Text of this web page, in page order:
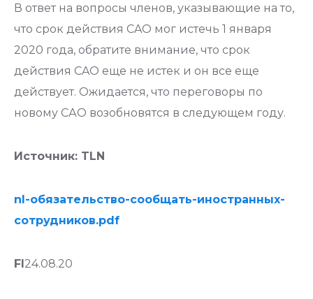
В ответ на вопросы членов, указывающие на то,
что срок действия CAO мог истечь 1 января
2020 года, обратите внимание, что срок
действия CAO еще не истек и он все еще
действует. Ожидается, что переговоры по
новому САО возобновятся в следующем году.
Источник: TLN
nl-обязательство-сообщать-иностранных-
сотрудников.pdf
FI24.08.20